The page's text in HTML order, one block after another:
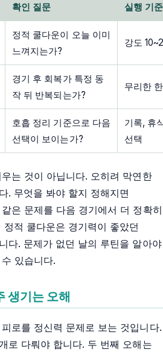
확인 질문 실행 기준
정적 쿨다운이 오늘 이미
느껴지는가?
강도
경기 후 회복가 특정 동
작 뒤 반복되는가?
무리한
호흡 정리 기준으로 다음
선택이 보이는가?
기록, 휴
선택
는 것이 아닙니다. 오히려 막연한
. 무엇을 봐야 할지 정해지면
은 문제를 다음 경기에서 더 정확히
적 쿨다운은 경기력이 좋았던
다. 문제가 없던 날의 루틴을 알아야
있습니다.
생기는 오해
로를 정신력 문제로 보는 것입니다.
로 다뤄야 합니다. 두 번째 오해는